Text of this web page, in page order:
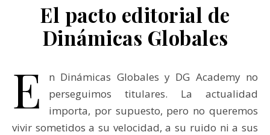
El pacto editorial de
Dinámicas Globales
E
n Dinámicas Globales y DG Academy no
perseguimos titulares. La actualidad
importa, por supuesto, pero no queremos
vivir sometidos a su velocidad, a su ruido ni a sus